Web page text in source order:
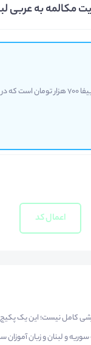
مکالمه به عربی
اعمال کد
کامل نیست؛ این یک پکیج
و لبنان و زبان